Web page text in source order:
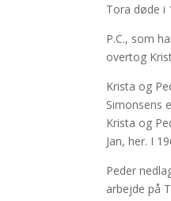
Tora døde i
P.C., som
overtog
Krista og
Simonsens
Krista og
Jan, her. I
Peder
arbejde på